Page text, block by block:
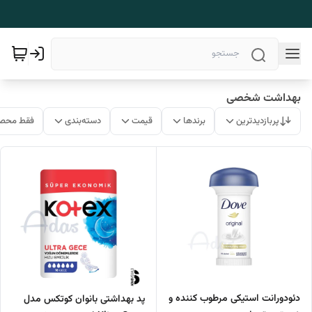
بهداشت شخصی
پربازدیدترین برندها قیمت دسته‌بندی فقط
دئودورانت استیکی مرطوب کننده و
پد بهداشتی بانوان کوتکس مدل